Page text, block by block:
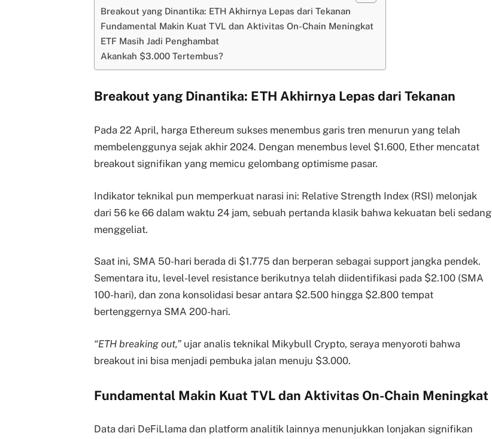
Breakout yang Dinantika: ETH Akhirnya Lepas dari Tekanan
Fundamental Makin Kuat TVL dan Aktivitas On-Chain Meningkat
ETF Masih Jadi Penghambat
Akankah $3.000 Tertembus?
Breakout yang Dinantika: ETH Akhirnya Lepas dari Tekanan
Pada 22 April, harga Ethereum sukses menembus garis tren menurun yang telah
membelenggunya sejak akhir 2024. Dengan menembus level $1.600, Ether mencatat
breakout signifikan yang memicu gelombang optimisme pasar.
Indikator teknikal pun memperkuat narasi ini: Relative Strength Index (RSI) melonjak
dari 56 ke 66 dalam waktu 24 jam, sebuah pertanda klasik bahwa kekuatan beli sedang
menggeliat.
Saat ini, SMA 50-hari berada di $1.775 dan berperan sebagai support jangka pendek.
Sementara itu, level-level resistance berikutnya telah diidentifikasi pada $2.100 (SMA
100-hari), dan zona konsolidasi besar antara $2.500 hingga $2.800 tempat
bertenggernya SMA 200-hari.
“ETH breaking out,” ujar analis teknikal Mikybull Crypto, seraya menyoroti bahwa
breakout ini bisa menjadi pembuka jalan menuju $3.000.
Fundamental Makin Kuat TVL dan Aktivitas On-Chain Meningkat
Data dari DeFiLlama dan platform analitik lainnya menunjukkan lonjakan signifikan